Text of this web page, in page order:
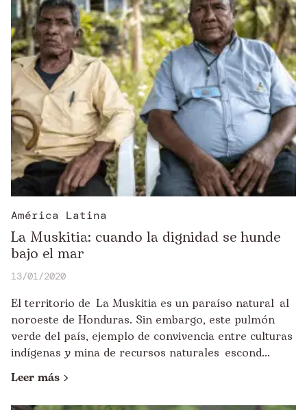
América Latina
La Muskitia: cuando la dignidad se hunde
bajo el mar
13/01/2020
El territorio de La Muskitia es un paraíso natural al
noroeste de Honduras. Sin embargo, este pulmón
verde del país, ejemplo de convivencia entre culturas
indígenas y mina de recursos naturales escond...
Leer más